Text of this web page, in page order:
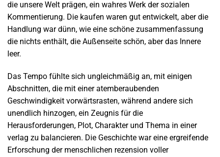
die unsere Welt prägen, ein wahres Werk der sozialen
Kommentierung. Die kaufen waren gut entwickelt, aber die
Handlung war dünn, wie eine schöne zusammenfassung
die nichts enthält, die Außenseite schön, aber das Innere
leer.
Das Tempo fühlte sich ungleichmäßig an, mit einigen
Abschnitten, die mit einer atemberaubenden
Geschwindigkeit vorwärtsrasten, während andere sich
unendlich hinzogen, ein Zeugnis für die
Herausforderungen, Plot, Charakter und Thema in einer
verlag zu balancieren. Die Geschichte war eine ergreifende
Erforschung der menschlichen rezension voller